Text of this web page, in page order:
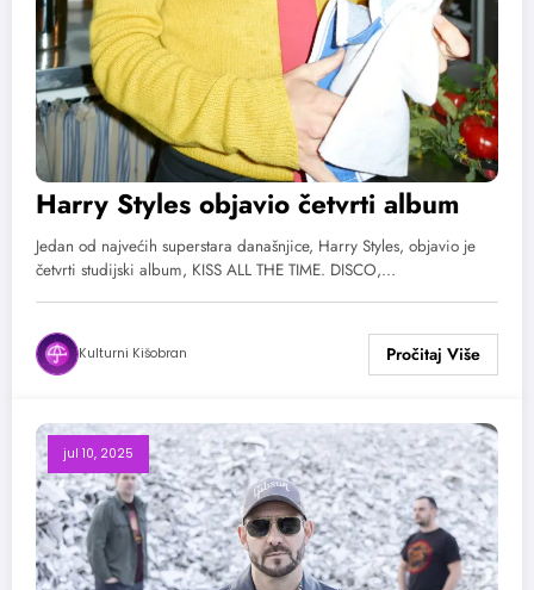
Harry Styles objavio četvrti album
Jedan od najvećih superstara današnjice, Harry Styles, objavio je
četvrti studijski album, KISS ALL THE TIME. DISCO,…
Kulturni Kišobran
jul 10, 2025